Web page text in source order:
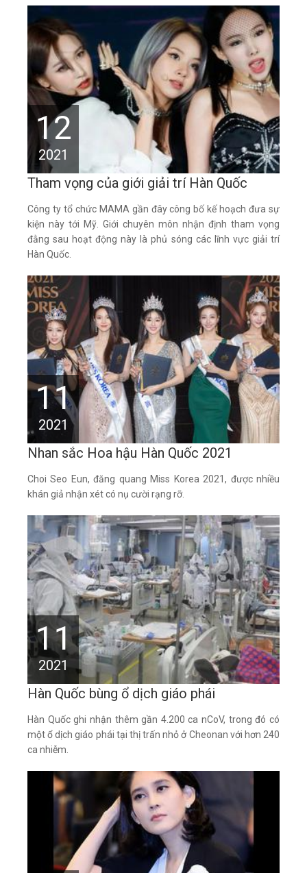
12
2021
Tham vọng của giới giải trí Hàn Quốc
Công ty tổ chức MAMA gần đây công bố kế hoạch đưa sự
kiện này tới Mỹ. Giới chuyên môn nhận định tham vọng
đằng sau hoạt động này là phủ sóng các lĩnh vực giải trí
Hàn Quốc.
11
2021
Nhan sắc Hoa hậu Hàn Quốc 2021
Choi Seo Eun, đăng quang Miss Korea 2021, được nhiều
khán giả nhận xét có nụ cười rạng rỡ.
11
2021
Hàn Quốc bùng ổ dịch giáo phái
Hàn Quốc ghi nhận thêm gần 4.200 ca nCoV, trong đó có
một ổ dịch giáo phái tại thị trấn nhỏ ở Cheonan với hơn 240
ca nhiễm.